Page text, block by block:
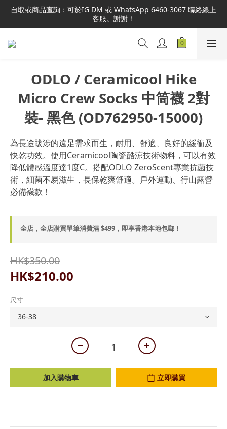
本網站為港澳地區指定總代理官方直營，全店商品均為正品正貨，
並享售後服務，敬請安心選購。
自取或商品查詢：可於IG DM 或 WhatsApp 6460-3067 聯絡線上
客服。謝謝！
本網站為港澳地區指定總代理官方直營，全店商品均為正品正貨，
並享售後服務，敬請安心選購。
ODLO / Ceramicool Hike
Micro Crew Socks 中筒襪 2對
裝- 黑色 (OD762950-15000)
為長途跋涉的遠足需求而生，耐用、舒適、良好的緩衝及
快乾功效。使用Ceramicool陶瓷酷涼技術物料，可以有效
降低體感溫度達1度C。搭配ODLO ZeroScent專業抗菌技
術，細菌不易滋生，長保乾爽舒適。戶外運動、行山露營
必備襪款！
全店，全店購買單筆消費滿 $499，即享香港本地包郵！
HK$350.00
HK$210.00
尺寸
加入購物車 立即購買